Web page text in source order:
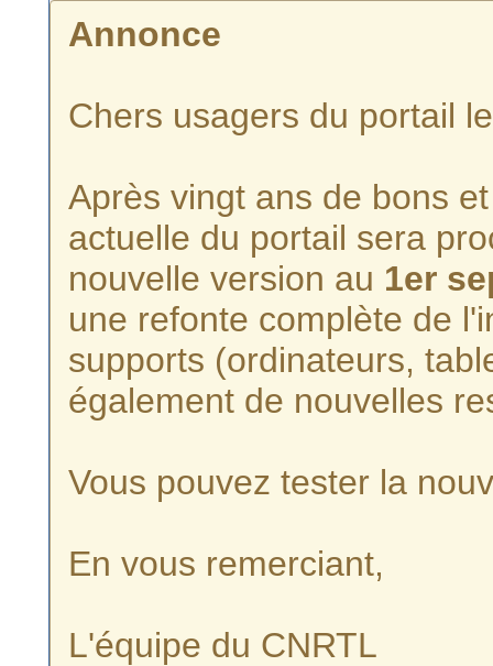
Annonce
Chers usagers du portail
Après vingt ans de bons
actuelle du portail sera
nouvelle version au 1er
une refonte complète de
supports (ordinateurs,
également de nouvelles
Vous pouvez tester la
En vous remerciant,
L'équipe du CNRTL